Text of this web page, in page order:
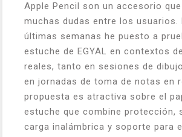
Apple Pencil son un accesorio
muchas dudas entre los usuarios.
últimas semanas he puesto a
estuche de EGYAL en contextos
reales, tanto en sesiones de
en jornadas de toma de notas en
propuesta es atractiva sobre el
estuche que combine protección,
carga inalámbrica y soporte para